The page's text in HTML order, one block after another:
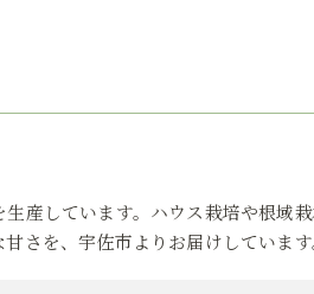
産しています。ハウス栽培や根域
さを、宇佐市よりお届けしていま